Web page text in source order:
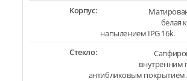
Корпус:
белая
напылением IPG 16k.
Стекло:
внутренним
антибликовым покрытием.